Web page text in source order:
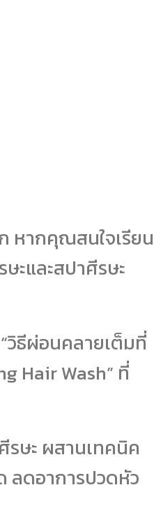
หากคุณสนใจเรียน
ะและสปาศีรษะ
วิธีผ่อนคลายเต็มที่
Hair Wash” ที่
ษะ ผสานเทคนิค
ลดอาการปวดหัว